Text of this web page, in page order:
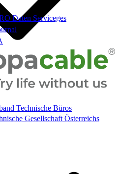
Daten Serviceges
Technische Büros
Gesellschaft Österreichs